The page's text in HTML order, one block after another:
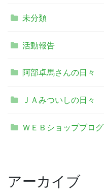
未分類
活動報告
阿部卓馬さんの日々
ＪＡみついしの日々
ＷＥＢショップブログ
アーカイブ